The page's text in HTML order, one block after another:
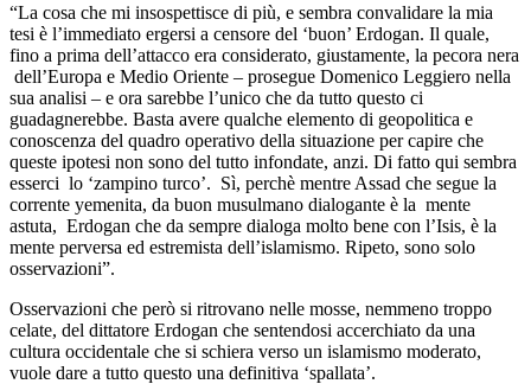
“La cosa che mi insospettisce di più, e sembra convalidare la mia
tesi è l’immediato ergersi a censore del ‘buon’ Erdogan. Il quale,
fino a prima dell’attacco era considerato, giustamente, la pecora nera
dell’Europa e Medio Oriente – prosegue Domenico Leggiero nella
sua analisi – e ora sarebbe l’unico che da tutto questo ci
guadagnerebbe. Basta avere qualche elemento di geopolitica e
conoscenza del quadro operativo della situazione per capire che
queste ipotesi non sono del tutto infondate, anzi. Di fatto qui sembra
esserci lo ‘zampino turco’. Sì, perchè mentre Assad che segue la
corrente yemenita, da buon musulmano dialogante è la mente
astuta, Erdogan che da sempre dialoga molto bene con l’Isis, è la
mente perversa ed estremista dell’islamismo. Ripeto, sono solo
osservazioni”.
Osservazioni che però si ritrovano nelle mosse, nemmeno troppo
celate, del dittatore Erdogan che sentendosi accerchiato da una
cultura occidentale che si schiera verso un islamismo moderato,
vuole dare a tutto questo una definitiva ‘spallata’.